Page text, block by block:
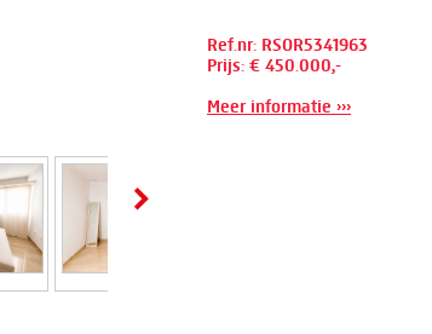
Ref.nr: RSOR5341963
Prijs: € 450.000,-
Meer informatie ›››